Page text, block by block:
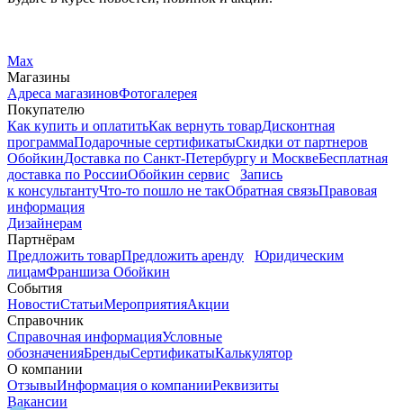
Max
Магазины
Адреса магазиновФотогалерея
Покупателю
Как купить и оплатитьКак вернуть товарДисконтная
программаПодарочные сертификатыСкидки от партнеров
ОбойкинДоставка по Санкт-Петербургу и МосквеБесплатная
доставка по РоссииОбойкин сервис
Запись
к консультантуЧто-то пошло не такОбратная связьПравовая
информация
Дизайнерам
Партнёрам
Предложить товарПредложить аренду
Юридическим
лицамФраншиза Обойкин
События
НовостиСтатьиМероприятияАкции
Справочник
Справочная информацияУсловные
обозначенияБрендыСертификатыКалькулятор
О компании
ОтзывыИнформация о компанииРеквизиты
Вакансии